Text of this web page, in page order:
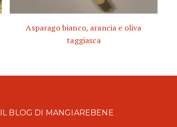
Asparago bianco, arancia e oliva
taggiasca
IL BLOG DI MANGIAREBENE